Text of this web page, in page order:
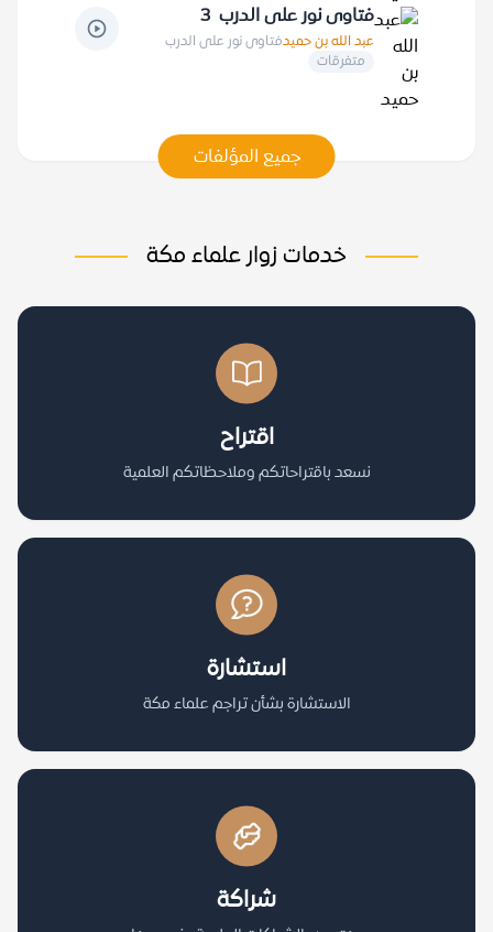
فتاوى نور على الدرب 3
عبد الله بن حميدفتاوى نور على الدرب
متفرقات
جميع المؤلفات
خدمات زوار علماء مكة
اقتراح
نسعد باقتراحاتكم وملاحظاتكم العلمية
استشارة
الاستشارة بشأن تراجم علماء مكة
شراكة